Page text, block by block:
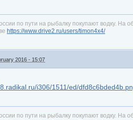
по пути на рыбалку покупают водку. На
https://www.drive2.ru/users/timon4x4/
2016 - 15:07
i306/1511/ed/
по пути на рыбалку покупают водку. На